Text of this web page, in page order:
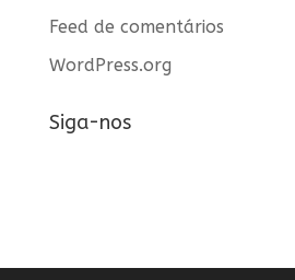
Feed de comentários
WordPress.org
Siga-nos